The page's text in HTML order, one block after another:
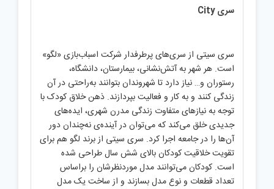
سری City
سری سیتی از سری‌های پرطرفدار شرکت اسباب‌بازی «لگو»
است. هر شهر به آتش‌نشانی، بیمارستان، دانشگاه،
رستوران و… نیاز دارد تا شهروندان بتوانند به‌راحتی در آن
زندگی کنند و به کار و فعالیت بپردازند. ذهن خلاق کودک با
توجه به نیازهای متفاوت زندگی مدرن شهری، ایده‌های
جدیدی خلق می‌کند که می‌توان در آینده‌ی نه‌چندان دور
آن‌ها را در جامعه اجرا کرد. سری سیتی از برند لگو هم برای
تقویت خلاقیت کودکان بالای شش سال طراحی شده
است. کودکان می‌توانند مدل موردنظرشان را براساس
تعداد قطعات و نوع مدل بسازند و از ساخت یک مدل